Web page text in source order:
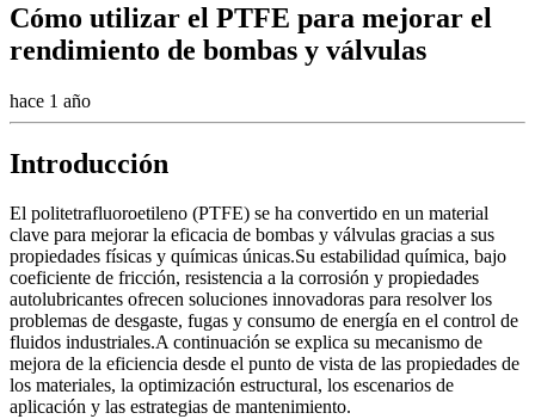
Cómo utilizar el PTFE para mejorar el
rendimiento de bombas y válvulas
hace 1 año
Introducción
El politetrafluoroetileno (PTFE) se ha convertido en un material
clave para mejorar la eficacia de bombas y válvulas gracias a sus
propiedades físicas y químicas únicas.Su estabilidad química, bajo
coeficiente de fricción, resistencia a la corrosión y propiedades
autolubricantes ofrecen soluciones innovadoras para resolver los
problemas de desgaste, fugas y consumo de energía en el control de
fluidos industriales.A continuación se explica su mecanismo de
mejora de la eficiencia desde el punto de vista de las propiedades de
los materiales, la optimización estructural, los escenarios de
aplicación y las estrategias de mantenimiento.